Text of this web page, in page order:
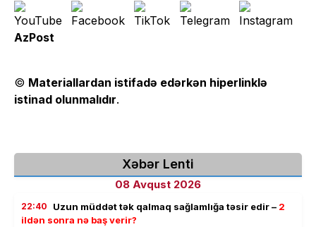
AzPost
© Materiallardan istifadə edərkən hiperlinklə
istinad olunmalıdır.
Xəbər Lenti
08 Avqust 2026
22:40 Uzun müddət tək qalmaq sağlamlığa təsir edir – 2
ildən sonra nə baş verir?